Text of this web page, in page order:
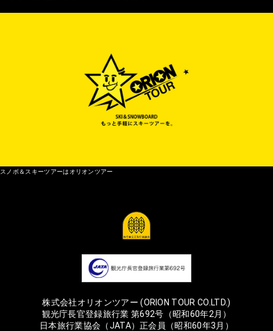
スノボ＆スキーツアーはオリオンツアー
株式会社オリオンツアー (ORION TOUR CO.LTD.)
観光庁長官登録旅行業 第692号（昭和60年2月）
日本旅行業協会（JATA）正会員（昭和60年3月）